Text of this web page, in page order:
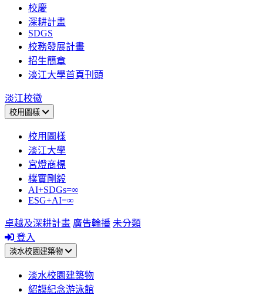
校慶
深耕計畫
SDGS
校務發展計畫
招生簡章
淡江大學首頁刊頭
淡江校徽
校用圖樣
校用圖樣
淡江大學
宮燈商標
樸實剛毅
AI+SDGs=∞
ESG+AI=∞
卓越及深耕計畫 廣告輪播 未分類
登入
淡水校園建築物
淡水校園建築物
紹謨紀念游泳館